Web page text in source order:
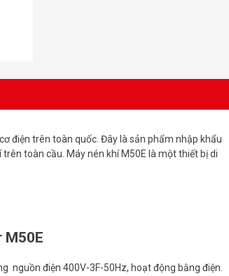
điện trên toàn quốc. Đây là sản phẩm nhập khẩu
toàn cầu. Máy nén khí M50E là một thiết bị di
M50E
nguồn điện 400V-3F-50Hz, hoạt động bằng điện.